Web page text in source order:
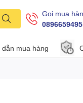
Gọi mua
0896659495
mua hàng